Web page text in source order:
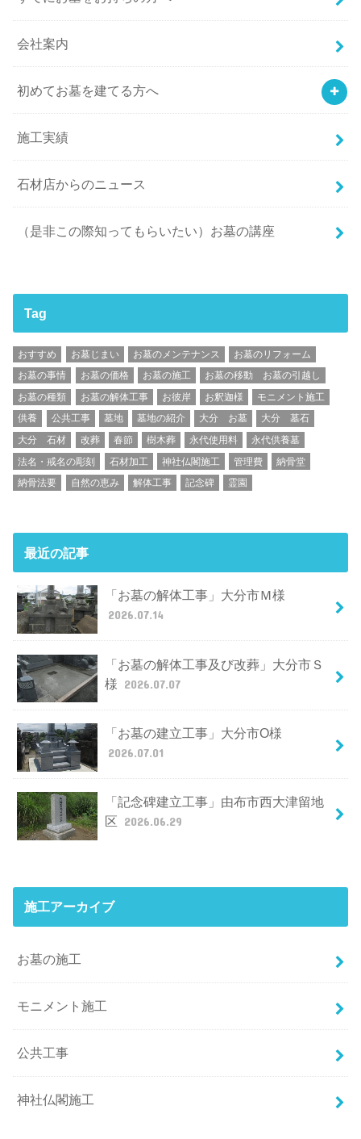
会社案内
初めてお墓を建てる方へ
施工実績
石材店からのニュース
（是非この際知ってもらいたい）お墓の講座
Tag
おすすめ お墓じまい お墓のメンテナンス
お墓のリフォーム
お墓の事情
お墓の価格 お墓の施工
お墓の移動 お墓の引越し
お墓の種類
お墓の解体工事 お彼岸 お釈迦様
モニメント施工
供養
公共工事 墓地 墓地の紹介 大分 お墓
大分 墓石
大分 石材
改葬 春節 樹木葬 永代使用料
永代供養墓
法名・戒名の彫刻
石材加工 神社仏閣施工 管理費
納骨堂
納骨法要
自然の恵み 解体工事 記念碑 霊園
最近の記事
「お墓の解体工事」大分市Ｍ様
2026.07.14
「お墓の解体工事及び改葬」大分市Ｓ
様 2026.07.07
「お墓の建立工事」大分市O様
2026.07.01
「記念碑建立工事」由布市西大津留地
区 2026.06.29
施工アーカイブ
お墓の施工
モニメント施工
公共工事
神社仏閣施工